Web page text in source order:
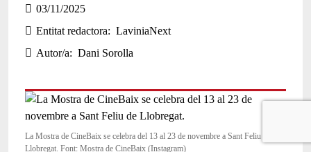
a
c
e
o
o
03/11/2025
Entitat redactora
LaviniaNext
Autor/a
Dani Sorolla
La Mostra de CineBaix se celebra del 13 al 23 de novembre a Sant Feliu de
Llobregat. Font: Mostra de CineBaix (Instagram)